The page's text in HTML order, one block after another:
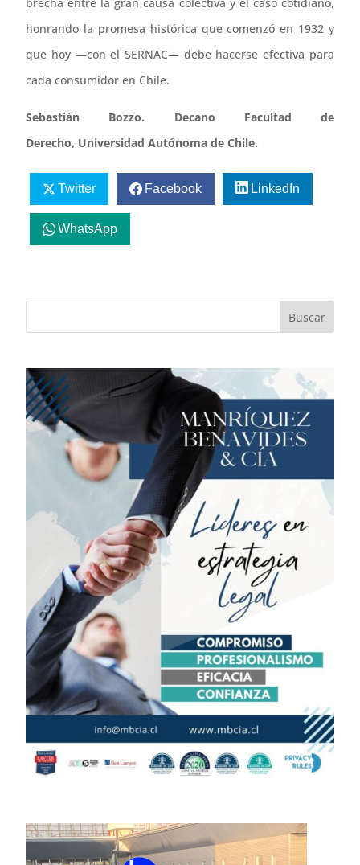
honrando la promesa histórica que comenzó en 1932 y
que hoy —con el SERNAC— debe hacerse efectiva para
cada consumidor en Chile.
Sebastián Bozzo. Decano Facultad de
Derecho, Universidad Autónoma de Chile.
Twitter Facebook LinkedIn
WhatsApp